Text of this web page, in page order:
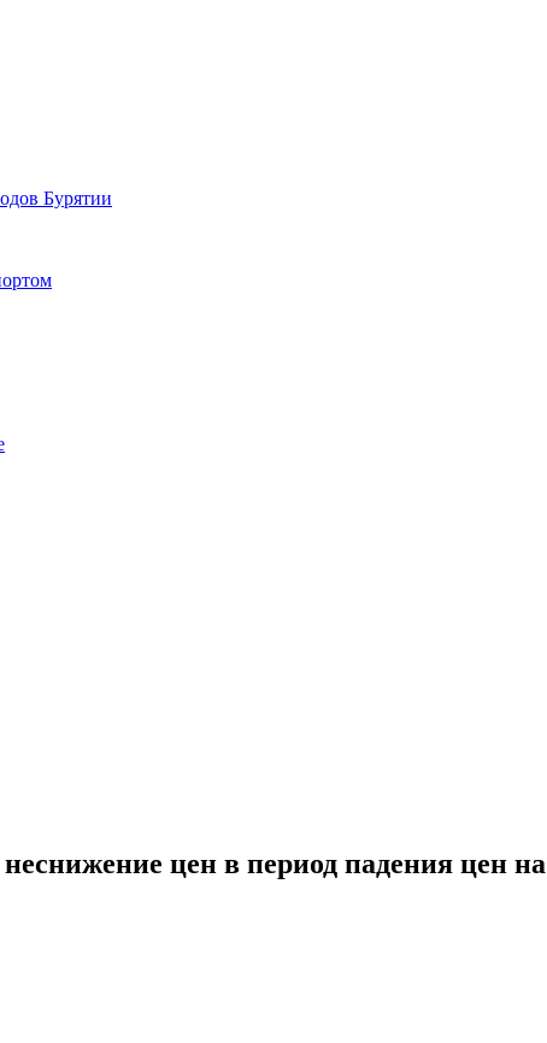
Бурятии
цен в период падения цен